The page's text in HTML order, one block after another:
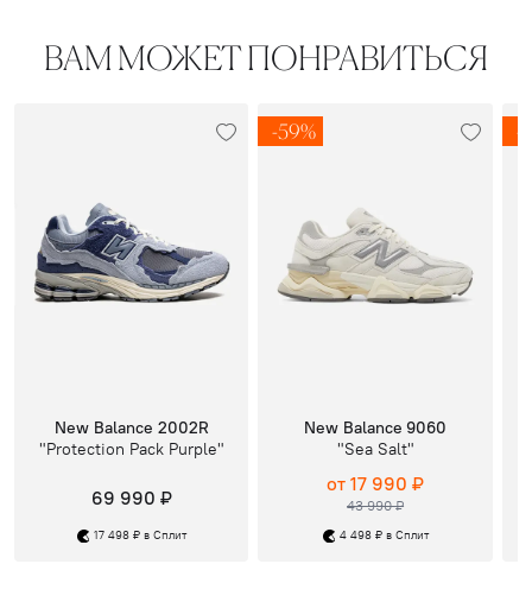
ВАМ МОЖЕТ ПОНРАВИТЬСЯ
New Balance 2002R
"Protection Pack Purple"
69 990 ₽
17 498 ₽ в Сплит
-59%
New Balance 9060
"Sea Salt"
43 990 ₽
от 17 990 ₽
4 498 ₽ в Сплит
-